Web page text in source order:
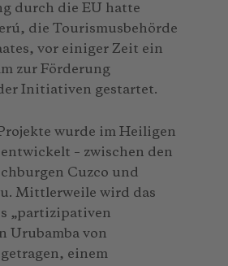
durch die EU hatte
die Tourismusbehörde
vor einiger Zeit ein
zur Förderung
Initiativen gestartet.
wurde im Heiligen
– zwischen den
Cuzco und
Mittlerweile wird das
„partizipativen
Urubamba von
einem